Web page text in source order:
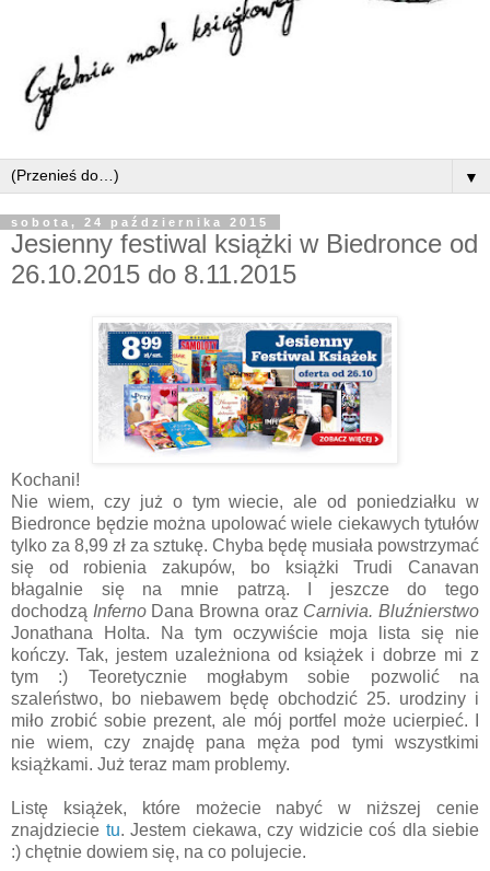
▼
sobota, 24 października 2015
Jesienny festiwal książki w Biedronce od
26.10.2015 do 8.11.2015
Kochani!
Nie wiem, czy już o tym wiecie, ale od poniedziałku w
Biedronce będzie można upolować wiele ciekawych tytułów
tylko za 8,99 zł za sztukę. Chyba będę musiała powstrzymać
się od robienia zakupów, bo książki Trudi Canavan
błagalnie się na mnie patrzą. I jeszcze do tego
dochodzą Inferno Dana Browna oraz Carnivia. Bluźnierstwo
Jonathana Holta. Na tym oczywiście moja lista się nie
kończy. Tak, jestem uzależniona od książek i dobrze mi z
tym :) Teoretycznie mogłabym sobie pozwolić na
szaleństwo, bo niebawem będę obchodzić 25. urodziny i
miło zrobić sobie prezent, ale mój portfel może ucierpieć. I
nie wiem, czy znajdę pana męża pod tymi wszystkimi
książkami. Już teraz mam problemy.
Listę książek, które możecie nabyć w niższej cenie
znajdziecie tu. Jestem ciekawa, czy widzicie coś dla siebie
:) chętnie dowiem się, na co polujecie.